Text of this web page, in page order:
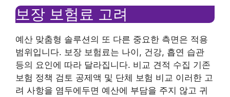
보장 보험료 고려
예산 맞춤형 솔루션의 또 다른 중요한 측면은 적용
범위입니다. 보장 보험료는 나이, 건강, 흡연 습관
등의 요인에 따라 달라집니다. 비교 견적 수집 기존
보험 정책 검토 공제액 및 단체 보험 비교 이러한 고
려 사항을 염두에두면 예산에 부담을 주지 않고 귀